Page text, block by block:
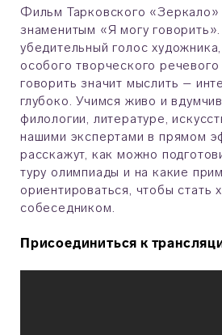
Фильм Тарковского «Зеркало»
знаменитым «Я могу
убедительный голос
особого творческого речевого
говорить значит мыслить –
глубоко. Учимся живо и
филологии, литературе,
нашими экспертами в прямом
расскажут, как можно
туру олимпиады и на какие
ориентироваться, чтобы стать
собеседником.
Присоединиться к